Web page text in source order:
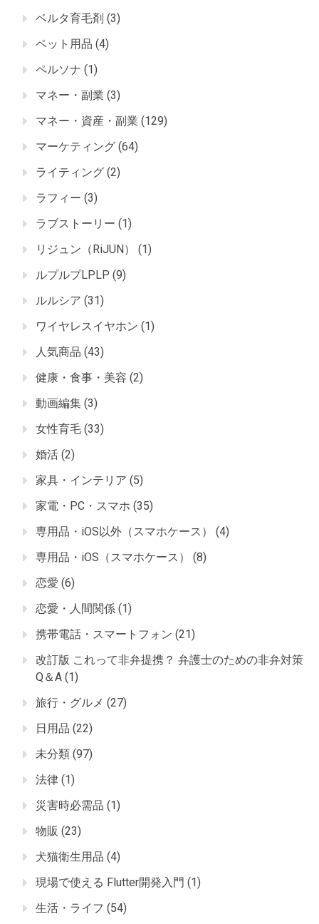
ベルタ育毛剤 (3)
ペット用品 (4)
ペルソナ (1)
マネー・副業 (3)
マネー・資産・副業 (129)
マーケティング (64)
ライティング (2)
ラフィー (3)
ラブストーリー (1)
リジュン（RiJUN）
(1)
ルプルプLPLP (9)
ルルシア (31)
ワイヤレスイヤホン (1)
人気商品 (43)
健康・食事・美容 (2)
動画編集 (3)
女性育毛 (33)
婚活 (2)
家具・インテリア (5)
家電・PC・スマホ (35)
専用品・iOS以外（スマホケース）
(4)
専用品・iOS（スマホケース）
(8)
恋愛 (6)
恋愛・人間関係 (1)
携帯電話・スマートフォン (21)
改訂版 これって非弁提携？ 弁護士のための非弁対策
Q＆A (1)
旅行・グルメ (27)
日用品 (22)
未分類 (97)
法律 (1)
災害時必需品 (1)
物販 (23)
犬猫衛生用品 (4)
現場で使える Flutter開発入門 (1)
生活・ライフ (54)